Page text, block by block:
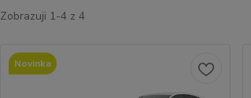
Zobrazuji 1-4 z 4
Novinka